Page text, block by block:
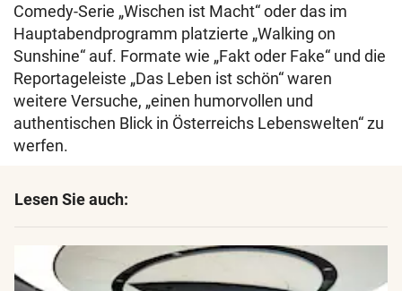
Comedy-Serie „Wischen ist Macht“ oder das im
Hauptabendprogramm platzierte „Walking on
Sunshine“ auf. Formate wie „Fakt oder Fake“ und die
Reportageleiste „Das Leben ist schön“ waren
weitere Versuche, „einen humorvollen und
authentischen Blick in Österreichs Lebenswelten“ zu
werfen.
Lesen Sie auch: